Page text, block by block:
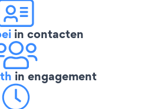
in contacten
in engagement